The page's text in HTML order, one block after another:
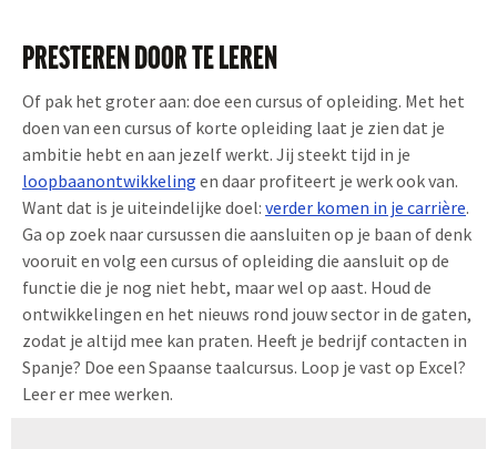
PRESTEREN DOOR TE LEREN
Of pak het groter aan: doe een cursus of opleiding. Met het
doen van een cursus of korte opleiding laat je zien dat je
ambitie hebt en aan jezelf werkt. Jij steekt tijd in je
loopbaanontwikkeling en daar profiteert je werk ook van.
Want dat is je uiteindelijke doel: verder komen in je carrière.
Ga op zoek naar cursussen die aansluiten op je baan of denk
vooruit en volg een cursus of opleiding die aansluit op de
functie die je nog niet hebt, maar wel op aast. Houd de
ontwikkelingen en het nieuws rond jouw sector in de gaten,
zodat je altijd mee kan praten. Heeft je bedrijf contacten in
Spanje? Doe een Spaanse taalcursus. Loop je vast op Excel?
Leer er mee werken.